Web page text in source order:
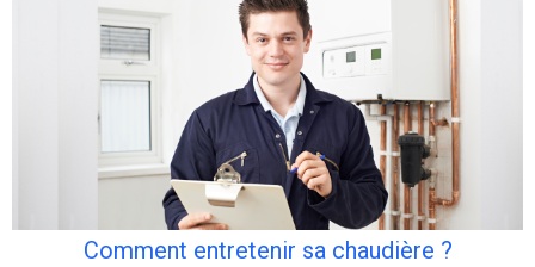
Comment entretenir sa chaudière ?